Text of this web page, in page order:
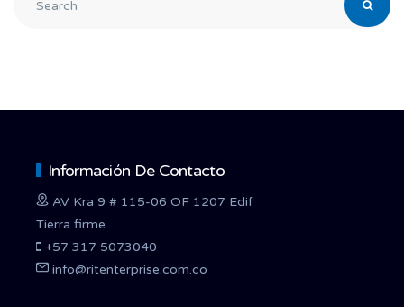
Información De Contacto
AV Kra 9 # 115-06 OF 1207 Edif
Tierra firme
+57 317 5073040
info@ritenterprise.com.co